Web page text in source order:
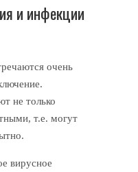
и инфекции
очень
не только
т.е. могут
вирусное